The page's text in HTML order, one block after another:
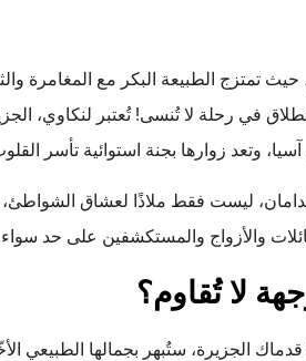
تمتزج الطبيعة البكر مع المغامرة
في رحلة لا تُنسى! تُعتبر لنكاوي،
وتعد زوارها بجنة استوائية تأسر
ليست فقط ملاذًا لعشاق
والأزواج والمستكشفين على حد
لا تُقاوم؟
الجزيرة، ستُبهر بجمالها الطبيعي